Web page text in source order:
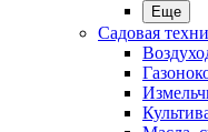
Еще
Садовая